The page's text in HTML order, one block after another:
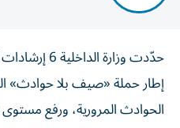
حدّدت وزارة
إطار حملة «صيف بلا حوادث»
الحوادث المرورية، ورفع